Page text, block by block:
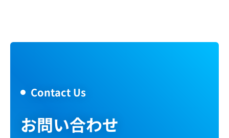
Contact Us
お問い合わせ